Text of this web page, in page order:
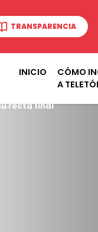
TRANSPARENCIA
INICIO
CÓMO
A
recta final